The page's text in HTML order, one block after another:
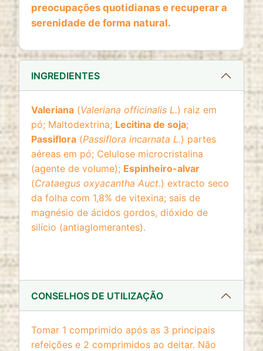
preocupações quotidianas e recuperar a
serenidade de forma natural.
INGREDIENTES
Valeriana (Valeriana officinalis L.) raiz em
pó; Maltodextrina; Lecitina de soja;
Passiflora (Passiflora incarnata L.) partes
aéreas em pó; Celulose microcristalina
(agente de volume); Espinheiro-alvar
(Crataegus oxyacantha Auct.) extracto seco
da folha com 1,8% de vitexina; sais de
magnésio de ácidos gordos, dióxido de
silício (antiaglomerantes).
CONSELHOS DE UTILIZAÇÃO
Tomar 1 comprimido após as 3 principais
refeições e 2 comprimidos ao deitar. Não
Cookie duration:
2 anos